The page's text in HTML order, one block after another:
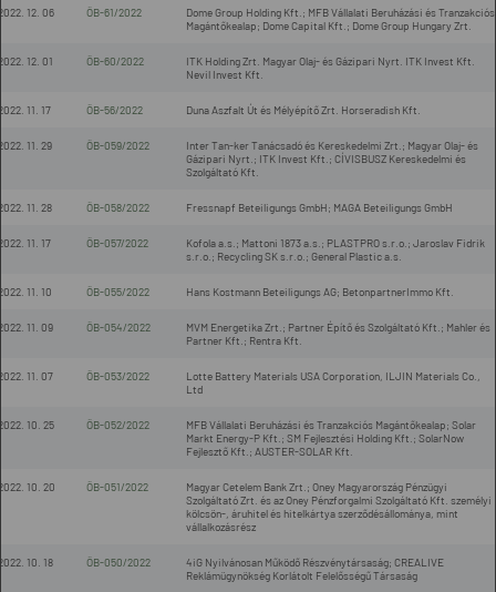
12. 06 ÖB-61/2022
Dome Group Holding Kft.; MFB Vállalati Beruházási és Tranzakciós
Magántőkealap; Dome Capital Kft.; Dome Group Hungary Zrt.
12. 01 ÖB-60/2022
ITK Holding Zrt. Magyar Olaj- és Gázipari Nyrt. ITK Invest Kft.
Nevil Invest Kft.
11. 17 ÖB-56/2022 Duna Aszfalt Út és Mélyépítő Zrt. Horseradish Kft.
11. 29 ÖB-059/2022
Inter Tan-ker Tanácsadó és Kereskedelmi Zrt.; Magyar Olaj- és
Gázipari Nyrt.; ITK Invest Kft.; CÍVISBUSZ Kereskedelmi és
Szolgáltató Kft.
11. 28 ÖB-058/2022 Fressnapf Beteiligungs GmbH; MAGA Beteiligungs GmbH
11. 17 ÖB-057/2022
Kofola a.s.; Mattoni 1873 a.s.; PLASTPRO s.r.o.; Jaroslav Fidrik
s.r.o.; Recycling SK s.r.o.; General Plastic a.s.
11. 10 ÖB-055/2022 Hans Kostmann Beteiligungs AG; BetonpartnerImmo Kft.
11. 09 ÖB-054/2022
MVM Energetika Zrt.; Partner Építő és Szolgáltató Kft.; Mahler és
Partner Kft.; Rentra Kft.
11. 07 ÖB-053/2022
Lotte Battery Materials USA Corporation, ILJIN Materials Co.,
Ltd
10. 25 ÖB-052/2022
MFB Vállalati Beruházási és Tranzakciós Magántőkealap; Solar
Markt Energy-P Kft.; SM Fejlesztési Holding Kft.; SolarNow
Fejlesztő Kft.; AUSTER-SOLAR Kft.
10. 20 ÖB-051/2022
Magyar Cetelem Bank Zrt.; Oney Magyarország Pénzügyi
Szolgáltató Zrt. és az Oney Pénzforgalmi Szolgáltató Kft. személyi
kölcsön-, áruhitel és hitelkártya szerződésállománya, mint
vállalkozásrész
10. 18 ÖB-050/2022
4iG Nyilvánosan Működő Részvénytársaság; CREALIVE
Reklámügynökség Korlátolt Felelősségű Társaság